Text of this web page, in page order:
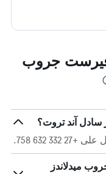
فيرست جروب
آند تروت؟
632 758.
ميدلاندز